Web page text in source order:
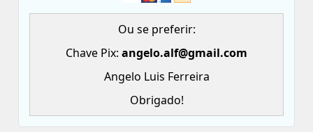
Ou se preferir:
Chave Pix: angelo.alf@gmail.com
Angelo Luis Ferreira
Obrigado!